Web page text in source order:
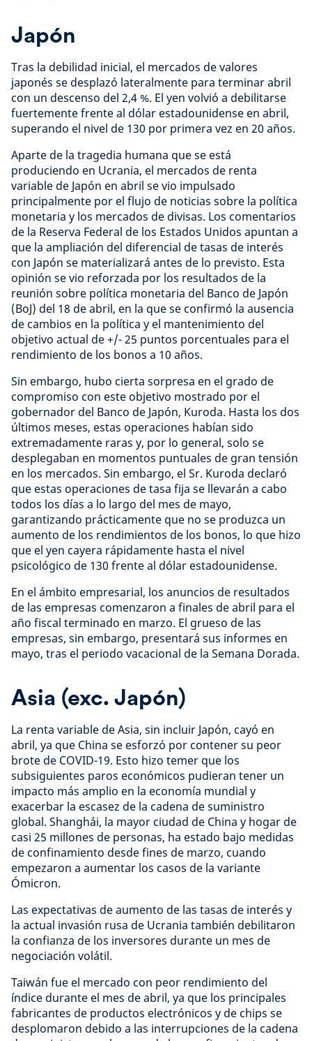
Japón
Tras la debilidad inicial, el mercados de valores
japonés se desplazó lateralmente para terminar abril
con un descenso del 2,4 %. El yen volvió a debilitarse
fuertemente frente al dólar estadounidense en abril,
superando el nivel de 130 por primera vez en 20 años.
Aparte de la tragedia humana que se está
produciendo en Ucrania, el mercados de renta
variable de Japón en abril se vio impulsado
principalmente por el flujo de noticias sobre la política
monetaria y los mercados de divisas. Los comentarios
de la Reserva Federal de los Estados Unidos apuntan a
que la ampliación del diferencial de tasas de interés
con Japón se materializará antes de lo previsto. Esta
opinión se vio reforzada por los resultados de la
reunión sobre política monetaria del Banco de Japón
(BoJ) del 18 de abril, en la que se confirmó la ausencia
de cambios en la política y el mantenimiento del
objetivo actual de +/- 25 puntos porcentuales para el
rendimiento de los bonos a 10 años.
Sin embargo, hubo cierta sorpresa en el grado de
compromiso con este objetivo mostrado por el
gobernador del Banco de Japón, Kuroda. Hasta los dos
últimos meses, estas operaciones habían sido
extremadamente raras y, por lo general, solo se
desplegaban en momentos puntuales de gran tensión
en los mercados. Sin embargo, el Sr. Kuroda declaró
que estas operaciones de tasa fija se llevarán a cabo
todos los días a lo largo del mes de mayo,
garantizando prácticamente que no se produzca un
aumento de los rendimientos de los bonos, lo que hizo
que el yen cayera rápidamente hasta el nivel
psicológico de 130 frente al dólar estadounidense.
En el ámbito empresarial, los anuncios de resultados
de las empresas comenzaron a finales de abril para el
año fiscal terminado en marzo. El grueso de las
empresas, sin embargo, presentará sus informes en
mayo, tras el periodo vacacional de la Semana Dorada.
Asia (exc. Japón)
La renta variable de Asia, sin incluir Japón, cayó en
abril, ya que China se esforzó por contener su peor
brote de COVID-19. Esto hizo temer que los
subsiguientes paros económicos pudieran tener un
impacto más amplio en la economía mundial y
exacerbar la escasez de la cadena de suministro
global. Shanghái, la mayor ciudad de China y hogar de
casi 25 millones de personas, ha estado bajo medidas
de confinamiento desde fines de marzo, cuando
empezaron a aumentar los casos de la variante
Ómicron.
Las expectativas de aumento de las tasas de interés y
la actual invasión rusa de Ucrania también debilitaron
la confianza de los inversores durante un mes de
negociación volátil.
Taiwán fue el mercado con peor rendimiento del
índice durante el mes de abril, ya que los principales
fabricantes de productos electrónicos y de chips se
desplomaron debido a las interrupciones de la cadena